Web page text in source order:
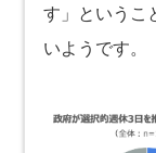
す」というこ
いようです。